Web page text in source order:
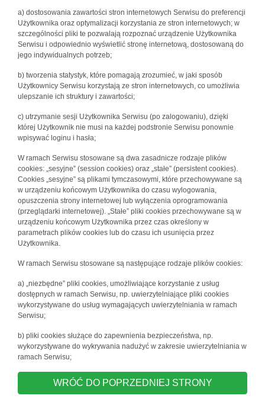
a) dostosowania zawartości stron internetowych Serwisu do preferencji
Użytkownika oraz optymalizacji korzystania ze stron internetowych; w
szczególności pliki te pozwalają rozpoznać urządzenie Użytkownika
Serwisu i odpowiednio wyświetlić stronę internetową, dostosowaną do
jego indywidualnych potrzeb;
b) tworzenia statystyk, które pomagają zrozumieć, w jaki sposób
Użytkownicy Serwisu korzystają ze stron internetowych, co umożliwia
ulepszanie ich struktury i zawartości;
c) utrzymanie sesji Użytkownika Serwisu (po zalogowaniu), dzięki
której Użytkownik nie musi na każdej podstronie Serwisu ponownie
wpisywać loginu i hasła;
W ramach Serwisu stosowane są dwa zasadnicze rodzaje plików
cookies: „sesyjne” (session cookies) oraz „stałe” (persistent cookies).
Cookies „sesyjne” są plikami tymczasowymi, które przechowywane są
w urządzeniu końcowym Użytkownika do czasu wylogowania,
opuszczenia strony internetowej lub wyłączenia oprogramowania
(przeglądarki internetowej). „Stałe” pliki cookies przechowywane są w
urządzeniu końcowym Użytkownika przez czas określony w
parametrach plików cookies lub do czasu ich usunięcia przez
Użytkownika.
W ramach Serwisu stosowane są następujące rodzaje plików cookies:
a) „niezbędne” pliki cookies, umożliwiające korzystanie z usług
dostępnych w ramach Serwisu, np. uwierzytelniające pliki cookies
wykorzystywane do usług wymagających uwierzytelniania w ramach
Serwisu;
b) pliki cookies służące do zapewnienia bezpieczeństwa, np.
wykorzystywane do wykrywania nadużyć w zakresie uwierzytelniania w
ramach Serwisu;
WRÓĆ DO POPRZEDNIEJ STRONY